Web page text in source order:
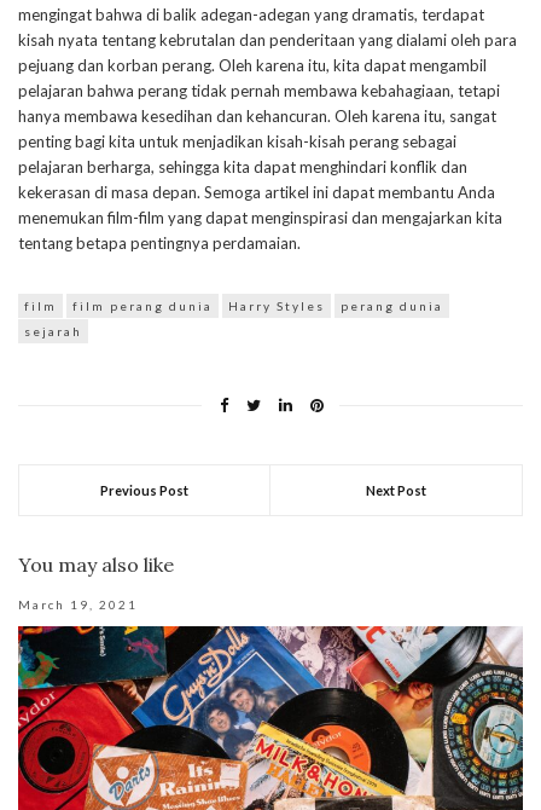
mengingat bahwa di balik adegan-adegan yang dramatis, terdapat
kisah nyata tentang kebrutalan dan penderitaan yang dialami oleh para
pejuang dan korban perang. Oleh karena itu, kita dapat mengambil
pelajaran bahwa perang tidak pernah membawa kebahagiaan, tetapi
hanya membawa kesedihan dan kehancuran. Oleh karena itu, sangat
penting bagi kita untuk menjadikan kisah-kisah perang sebagai
pelajaran berharga, sehingga kita dapat menghindari konflik dan
kekerasan di masa depan. Semoga artikel ini dapat membantu Anda
menemukan film-film yang dapat menginspirasi dan mengajarkan kita
tentang betapa pentingnya perdamaian.
film film perang dunia Harry Styles
perang dunia
sejarah
Previous Post Next Post
You may also like
March 19, 2021